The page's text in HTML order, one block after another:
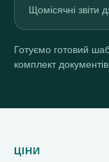
Щомісячні звіти
Готуємо готовий
комплект
ЦІНИ